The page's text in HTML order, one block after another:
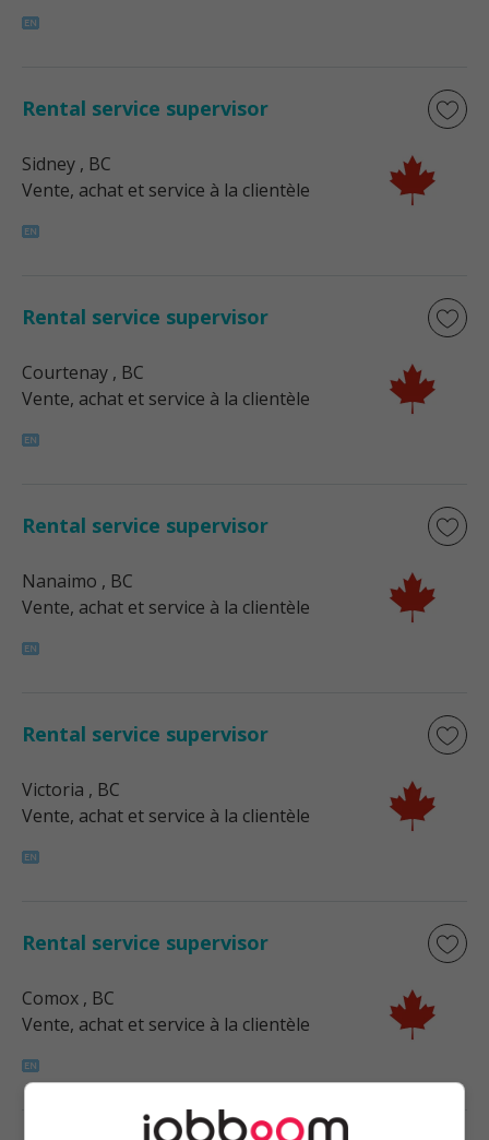
Rental service supervisor
Sidney , BC
Vente, achat et service à la clientèle
Rental service supervisor
Courtenay , BC
Vente, achat et service à la clientèle
Rental service supervisor
Nanaimo , BC
Vente, achat et service à la clientèle
Rental service supervisor
Victoria , BC
Vente, achat et service à la clientèle
Rental service supervisor
Comox , BC
Vente, achat et service à la clientèle